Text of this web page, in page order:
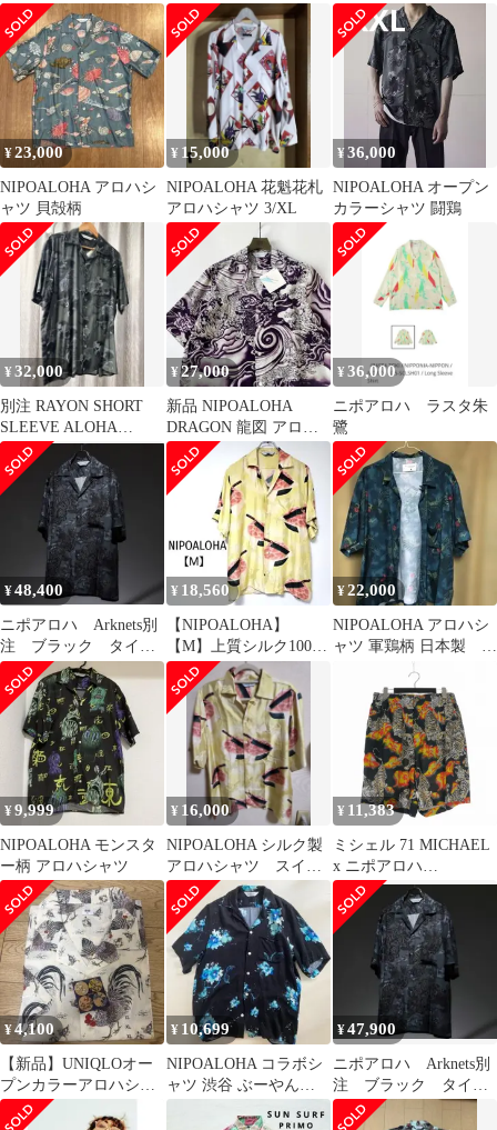
アロハシャツ M
ア ニポアロハ WAX
eanb
ボレーションシャツ
¥23,000
NIPOALOHA アロハシ
ャツ 貝殻柄
¥ 15,000
NIPOALOHA 花魁花札
アロハシャツ 3/XL
¥36,000
NIPOALOHA オープン
カラーシャツ 闘鶏
¥32,000
別注 RAYON SHORT
SLEEVE ALOHA
SHIRT (群鶏)
¥27,000
新品 NIPOALOHA
DRAGON 龍図 アロハ
シャツ
¥36,000
ニポアロハ ラスタ朱
鷺
¥48,400
ニポアロハ Arknets別
注 ブラック タイガ
ー 虎柄 シャツ
¥ 18,560
【NIPOALOHA】
【M】上質シルク100%
スイカ柄 アロハシャツ
日本製
¥22,000
NIPOALOHA アロハシ
ャツ 軍鶏柄 日本製 コ
ラボ コンバース ト
ウキョウ
¥9,999
NIPOALOHA モンスタ
ー柄 アロハシャツ
¥ 16,000
NIPOALOHA シルク製
アロハシャツ スイカ
イエロー サイズ3
¥ 11,383
ミシェル 71 MICHAEL
x ニポアロハ
NIPOALOHA 25SS
RELAX ALOHA SHORT
PANTS ショートパンツ
ショーツ F ネイビー 紺
MC251P032
¥4,100
【新品】UNIQLOオー
プンカラーアロハシャ
ツ芸艸堂 伊藤若沖XL
¥ 10,699
NIPOALOHA コラボシ
ャツ 渋谷 ぶーやん
¥47,900
ニポアロハ Arknets別
注 ブラック タイガ
ー 虎柄 シャツ